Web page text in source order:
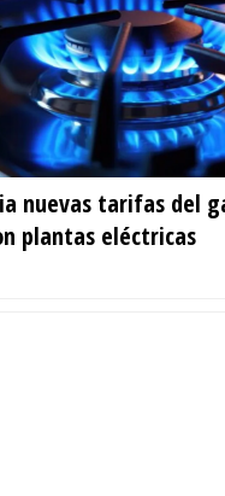
nuevas tarifas del
plantas eléctricas